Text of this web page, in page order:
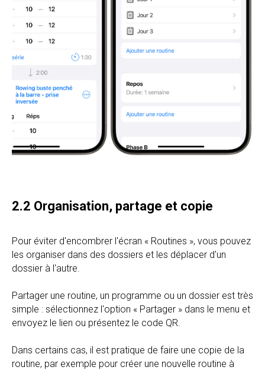
2.2 Organisation, partage et copie
Pour éviter d'encombrer l'écran « Routines », vous pouvez
les organiser dans des dossiers et les déplacer d'un
dossier à l'autre.
Partager une routine, un programme ou un dossier est très
simple : sélectionnez l'option « Partager » dans le menu et
envoyez le lien ou présentez le code QR.
Dans certains cas, il est pratique de faire une copie de la
routine, par exemple pour créer une nouvelle routine à